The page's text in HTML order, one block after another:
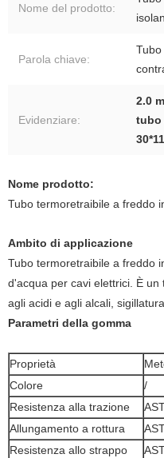
Nome del prodotto:
Parola chiave:
Evidenziare:
2.0
tubo
Nome prodotto:
Tubo termoretraibile a freddo
Ambito di applicazione
Tubo termoretraibile a freddo
d'acqua per cavi elettrici. È
agli acidi e agli alcali,
Parametri della gomma
Proprietà
Colore
/
Resistenza alla trazione
Allungamento a rottura
Resistenza allo strappo